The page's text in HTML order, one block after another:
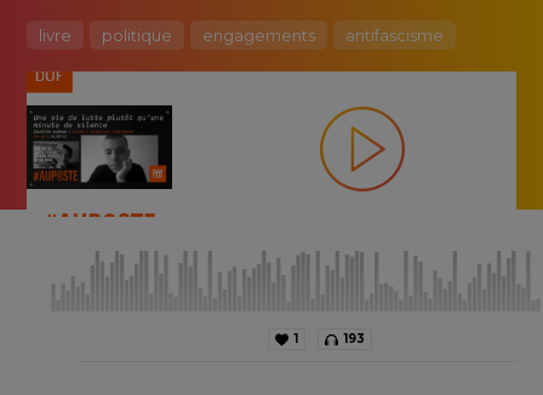
livre politique engagements antifascisme
1 193